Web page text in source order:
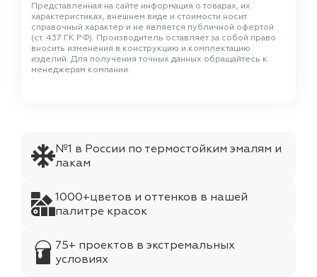
Представленная на сайте информация о товарах, их
характеристиках, внешнем виде и стоимости носит
справочный характер и не является публичной офертой
(ст. 437 ГК РФ). Производитель оставляет за собой право
вносить изменения в конструкцию и комплектацию
изделий. Для получения точных данных обращайтесь к
менеджерам компании.
№1 в России по термостойким эмалям и
лакам
1000+цветов и оттенков в нашей
палитре красок
75+ проектов в экстремальных
условиях